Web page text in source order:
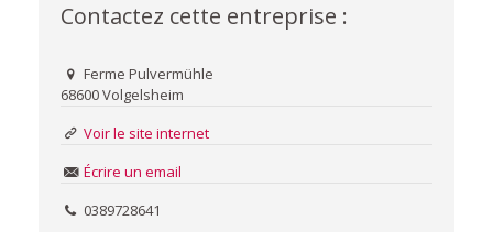
Contactez cette entreprise :
Ferme Pulvermühle
68600 Volgelsheim
Voir le site internet
Écrire un email
0389728641